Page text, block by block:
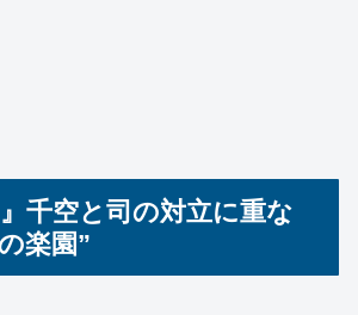
』千空と司の対立に重な
楽園”